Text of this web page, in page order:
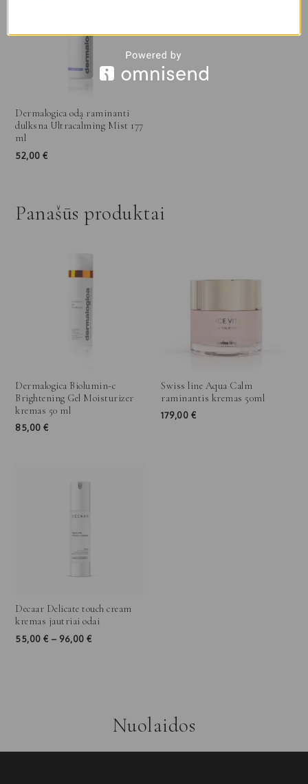
Dermalogica odą raminanti
dulksna Ultracalming Mist 177
ml
52,00€
Panašūs produktai
Dermalogica Biolumin-c
Brightening Gel Moisturizer
kremas 50 ml
85,00€
Swiss line Aqua Calm
raminantis kremas 50ml
179,00 €
Decaar Delicate touch cream
kremas jautriai odai
55,00€ – 96,00€
Nuolaidos